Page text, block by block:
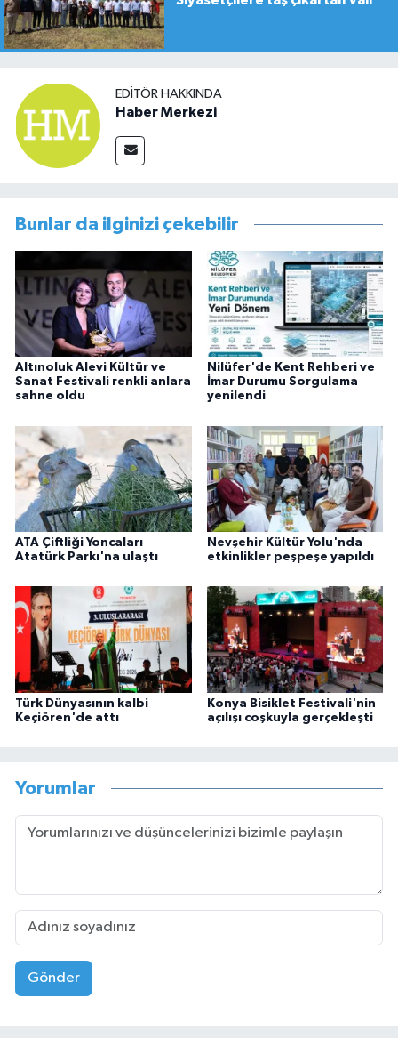
EDITÖR HAKKINDA
Haber Merkezi
Bunlar da ilginizi çekebilir
Altınoluk Alevi Kültür ve
Sanat Festivali renkli anlara
sahne oldu
Nilüfer'de Kent Rehberi ve
İmar Durumu Sorgulama
yenilendi
ATA Çiftliği Yoncaları
Atatürk Parkı'na ulaştı
Nevşehir Kültür Yolu'nda
etkinlikler peşpeşe yapıldı
Türk Dünyasının kalbi
Keçiören'de attı
Konya Bisiklet Festivali'nin
açılışı coşkuyla gerçekleşti
Yorumlar
Gönder